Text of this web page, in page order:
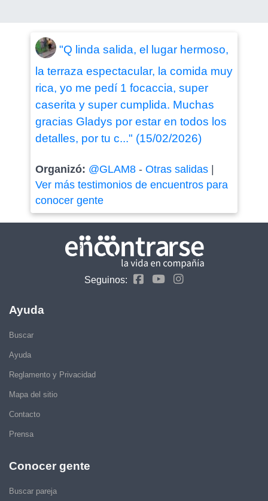
"Q linda salida, el lugar hermoso,
la terraza espectacular, la comida muy
rica, yo me pedí 1 focaccia, super
caserita y super cumplida. Muchas
gracias Gladys por estar en todos los
detalles, por tu c..." (15/02/2026)
Organizó: @GLAM8- Otras salidas|
Ver más testimonios de encuentros para
conocer gente
Seguinos:
Ayuda
Buscar
Ayuda
Reglamento y Privacidad
Mapa del sitio
Contacto
Prensa
Conocer gente
Buscar pareja